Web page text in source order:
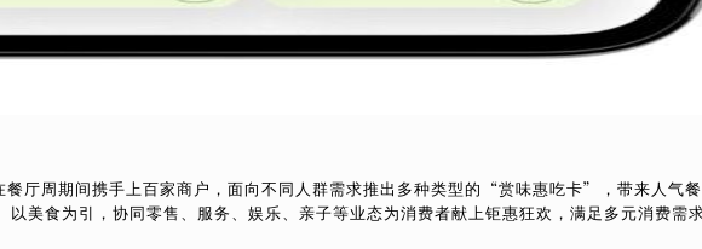
餐厅周期间携手上百家商户，面向不同人群需求推出多种类型的“赏味惠吃卡”，带来人气
美食为引，协同零售、服务、娱乐、亲子等业态为消费者献上钜惠狂欢，满足多元消费需